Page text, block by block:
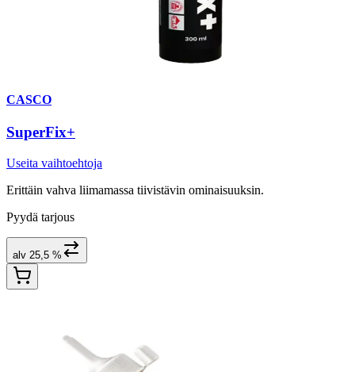
CASCO
SuperFix+
Useita vaihtoehtoja
Erittäin vahva liimamassa tiivistävin ominaisuuksin.
Pyydä tarjous
alv 25,5 %